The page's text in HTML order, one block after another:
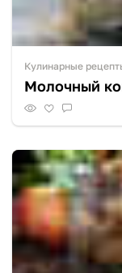
Кулинарные
Молочный